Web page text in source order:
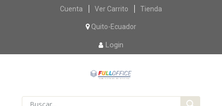
Skip
content
Cuenta Ver Carrito Tienda
Quito-Ecuador
Login